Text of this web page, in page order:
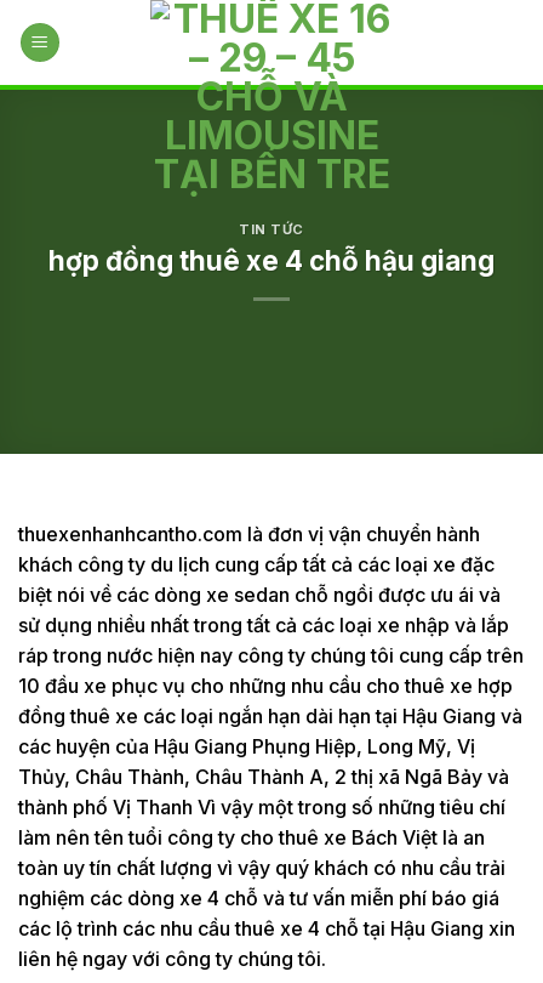
TIN TỨC
hợp đồng thuê xe 4 chỗ hậu giang
thuexenhanhcantho.com là đơn vị vận chuyển hành
khách công ty du lịch cung cấp tất cả các loại xe đặc
biệt nói về các dòng xe sedan chỗ ngồi được ưu ái và
sử dụng nhiều nhất trong tất cả các loại xe nhập và lắp
ráp trong nước hiện nay công ty chúng tôi cung cấp trên
10 đầu xe phục vụ cho những nhu cầu cho thuê xe hợp
đồng thuê xe các loại ngắn hạn dài hạn tại Hậu Giang và
các huyện của Hậu Giang Phụng Hiệp, Long Mỹ, Vị
Thủy, Châu Thành, Châu Thành A, 2 thị xã Ngã Bảy và
thành phố Vị Thanh Vì vậy một trong số những tiêu chí
làm nên tên tuổi công ty cho thuê xe Bách Việt là an
toàn uy tín chất lượng vì vậy quý khách có nhu cầu trải
nghiệm các dòng xe 4 chỗ và tư vấn miễn phí báo giá
các lộ trình các nhu cầu thuê xe 4 chỗ tại Hậu Giang xin
liên hệ ngay với công ty chúng tôi.